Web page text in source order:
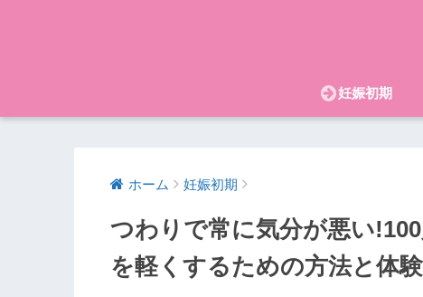
妊娠初期
ホーム 妊娠初期
つわりで常に気分が悪い
を軽くするための方法と体